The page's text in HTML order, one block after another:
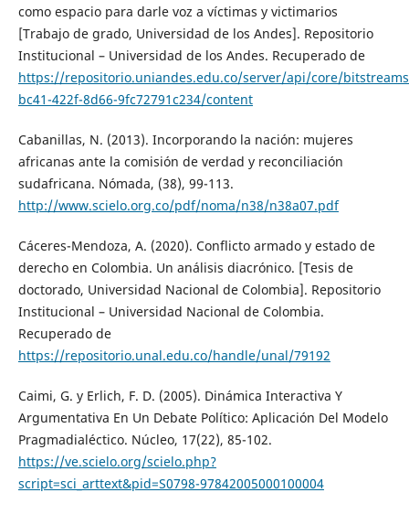
como espacio para darle voz a víctimas y victimarios
[Trabajo de grado, Universidad de los Andes]. Repositorio
Institucional – Universidad de los Andes. Recuperado de
https://repositorio.uniandes.edu.co/server/api/core/
bc41-422f-8d66-9fc72791c234/content
Cabanillas, N. (2013). Incorporando la nación: mujeres
africanas ante la comisión de verdad y reconciliación
sudafricana. Nómada, (38), 99-113.
http://www.scielo.org.co/pdf/noma/n38/n38a07.pdf
Cáceres-Mendoza, A. (2020). Conflicto armado y estado de
derecho en Colombia. Un análisis diacrónico. [Tesis de
doctorado, Universidad Nacional de Colombia]. Repositorio
Institucional – Universidad Nacional de Colombia.
Recuperado de
https://repositorio.unal.edu.co/handle/unal/79192
Caimi, G. y Erlich, F. D. (2005). Dinámica Interactiva Y
Argumentativa En Un Debate Político: Aplicación Del Modelo
Pragmadialéctico. Núcleo, 17(22), 85-102.
https://ve.scielo.org/scielo.php?
script=sci_arttext&pid=S0798-97842005000100004